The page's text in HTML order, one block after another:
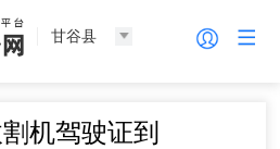
甘谷县
机驾驶证到